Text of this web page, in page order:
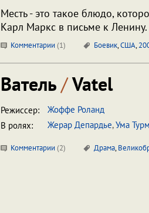
Месть - это такое блюдо,
Карл Маркс в письме к Ленину.
Комментарии (1) Боевик,США,
Ватель/Vatel
Режиссер:
Жоффе Роланд
В ролях:
Жерар Депардье,Ума
Комментарии (2) Драма,